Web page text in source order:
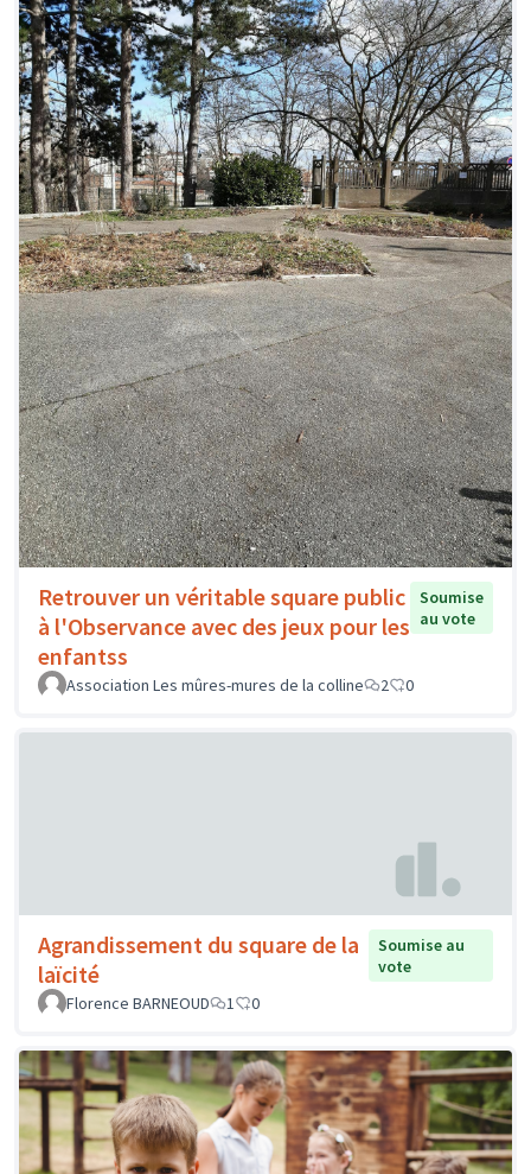
Retrouver un véritable square public
à l'Observance avec des jeux pour les
enfantss
Soumise
au vote
Association Les mûres-mures de la colline 2 0
Agrandissement du square de la
laïcité
Soumise au
vote
Florence BARNEOUD
1 0